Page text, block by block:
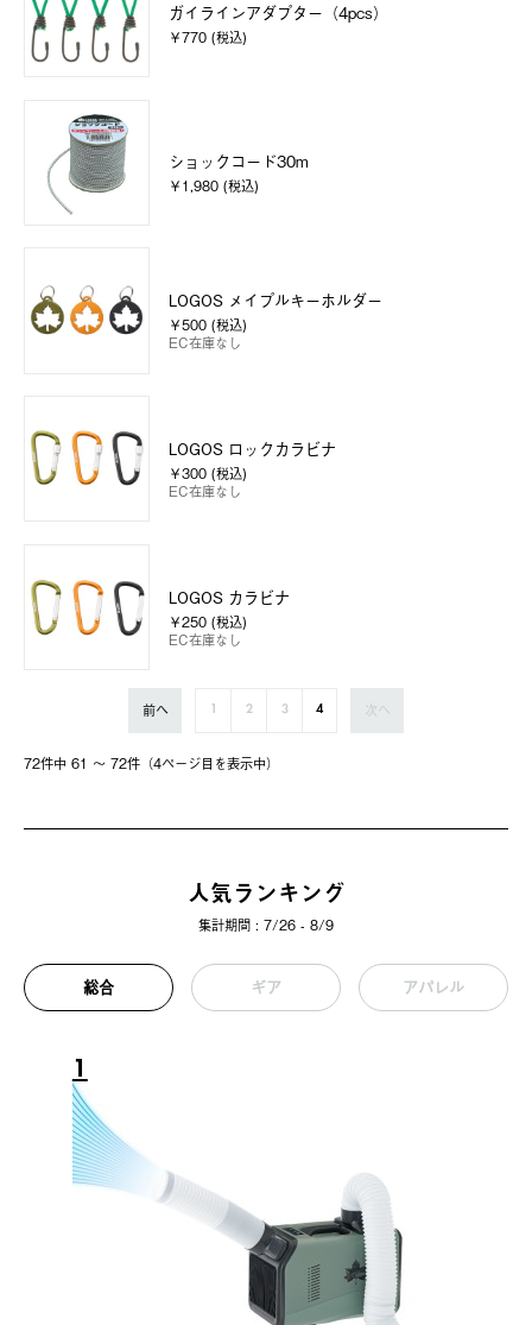
ガイラインアダプター（4pcs）
￥770 (税込)
ショックコード30m
￥1,980 (税込)
LOGOS メイプルキーホルダー
￥500 (税込)
EC在庫なし
LOGOS ロックカラビナ
￥300 (税込)
EC在庫なし
LOGOS カラビナ
￥250 (税込)
EC在庫なし
72件中 61 〜 72件（4ページ⽬を表⽰中）
前へ 1 2 3 4 次へ
人気ランキング
集計期間 : 7/26 - 8/9
総合 ギア アパレル
1